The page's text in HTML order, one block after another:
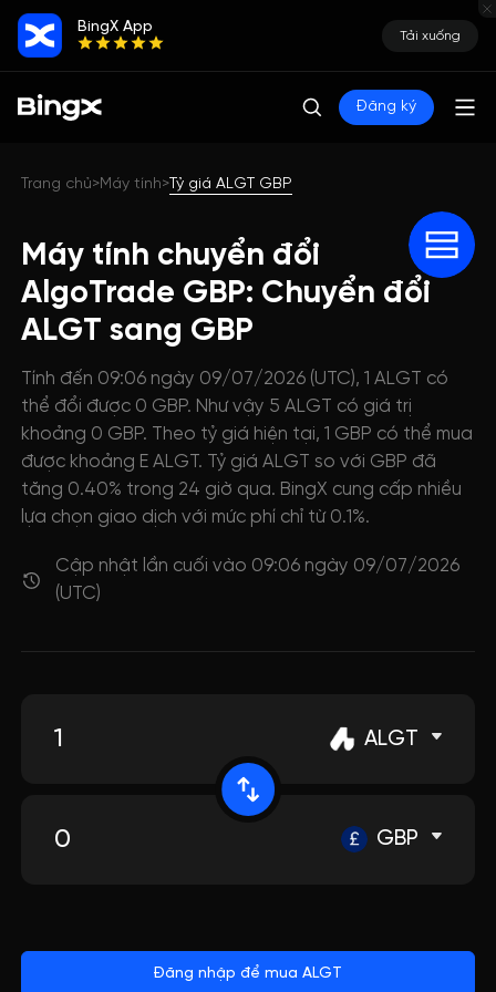
BingX App
Tải xuống
Đăng ký
Trang chủ>Máy tính>Tỷ giá ALGT GBP
Máy tính chuyển đổi
AlgoTrade GBP: Chuyển đổi
ALGT sang GBP
Tính đến 09:06 ngày 09/07/2026 (UTC), 1 ALGT có
thể đổi được 0 GBP. Như vậy 5 ALGT có giá trị
khoảng 0 GBP. Theo tỷ giá hiện tại, 1 GBP có thể mua
được khoảng E ALGT. Tỷ giá ALGT so với GBP đã
tăng 0.40% trong 24 giờ qua. BingX cung cấp nhiều
lựa chọn giao dịch với mức phí chỉ từ 0.1%.
Cập nhật lần cuối vào 09:06 ngày 09/07/2026
(UTC)
ALGT
GBP
Đăng nhập để mua ALGT